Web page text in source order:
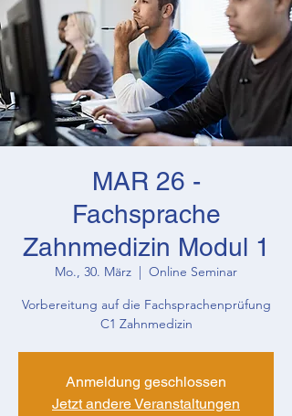
MAR 26 -
Fachsprache
Zahnmedizin Modul 1
Mo., 30. März
  |
Online Seminar
Vorbereitung auf die Fachsprachenprüfung
C1 Zahnmedizin
Anmeldung geschlossen
Jetzt andere Veranstaltungen